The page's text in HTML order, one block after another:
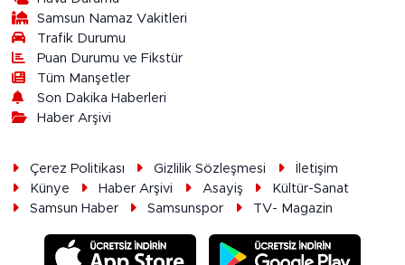
Samsun Namaz Vakitleri
Trafik Durumu
Puan Durumu ve Fikstür
Tüm Manşetler
Son Dakika Haberleri
Haber Arşivi
Çerez Politikası Gizlilik Sözleşmesi
İletişim
Künye
Haber Arşivi Asayiş
Kültür-Sanat
Samsun Haber
Samsunspor TV- Magazin